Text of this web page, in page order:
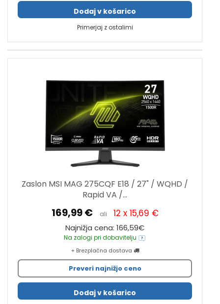
Dodaj v košarico
Primerjaj z ostalimi
Zaslon MSI MAG 275CQF E18 / 27" / WQHD /
Rapid VA /...
169,99 € ali 12 x 15,69 €
Najnižja cena: 166,59€
Na zalogi pri dobavitelju
+ Brezplačna dostava
Preveri najnižjo ceno
Dodaj v košarico